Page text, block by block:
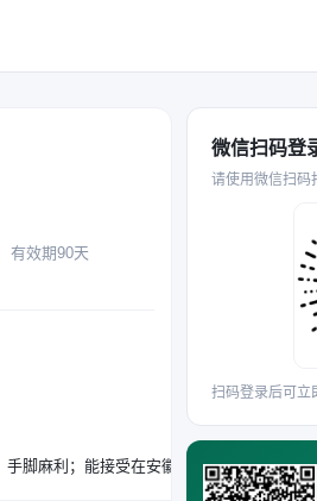
有效期90天
微信扫码登
请使用微信扫码
扫码登录后可立